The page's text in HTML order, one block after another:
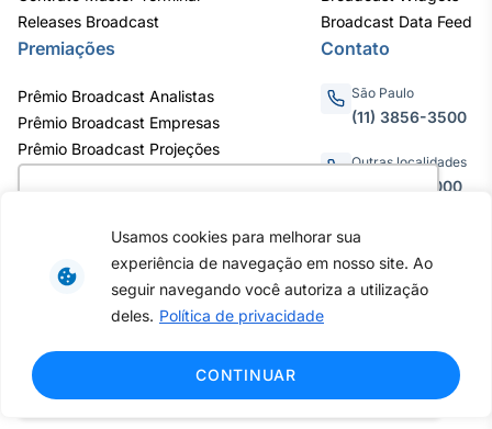
como você interage em nosso site e
personalizar conteúdo. Ao utilizar este site, você
concorda com o uso de cookies.
Saiba mais
Ok, entendi!
Usamos cookies para melhorar sua
experiência de navegação em nosso site. Ao
seguir navegando você autoriza a utilização
deles. Política de privacidade
CONTINUAR
Releases Broadcast
Broadcast Data Feed
Premiações
Prêmio Broadcast Analistas
Prêmio Broadcast Empresas
Prêmio Broadcast Projeções
Contato
São Paulo
(11) 3856-3500
Outras localidades
0800.011.3000
Av. Eng. Caetano Álvares, 55 - 3º e
6º andar, Bairro do Limão, São
Paulo / SP, CEP 02598-900 -
direitos reservados ao Broadcast |
Agência Estado.